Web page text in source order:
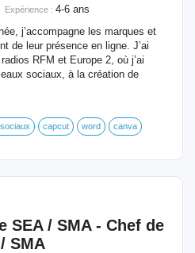
Expérience : 4-6 ans
j’accompagne les marques et
de leur présence en ligne. J’ai
RFM et Europe 2, où j’ai
sociaux, à la création de
capcut word canva
SEA/ SMA - Chef de
SMA